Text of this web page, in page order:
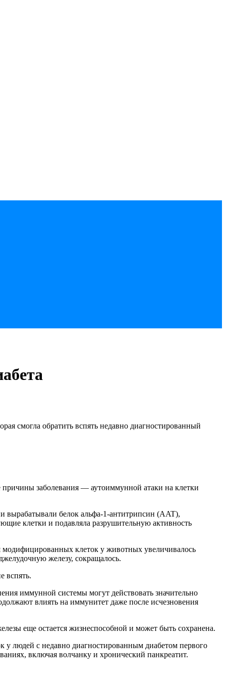
смогла обратить вспять недавно диагностированный
заболевания — аутоиммунной атаки на клетки
вырабатывали белок альфа-1-антитрипсин (AAT),
клетки и подавляла разрушительную активность
модифицированных клеток у животных увеличивалось
железу, сокращалось.
вспять.
иммунной системы могут действовать значительно
влиять на иммунитет даже после исчезновения
еще остается жизнеспособной и может быть сохранена.
у людей с недавно диагностированным диабетом первого
включая волчанку и хронический панкреатит.